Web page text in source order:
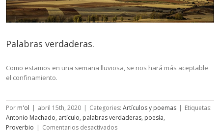
Palabras verdaderas.
Como estamos en una semana lluviosa, se nos hará más aceptable
el confinamiento.
Por m'ol abril 15th, 2020 Categories: Artículos y poemas
Etiquetas:
Antonio Machado, artículo, palabras verdaderas, poesía,
Proverbio
Comentarios desactivadosen